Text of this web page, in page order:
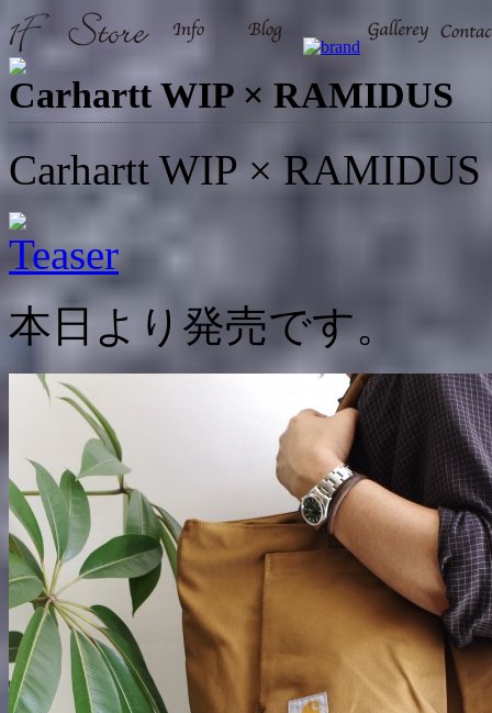
Carhartt WIP × RAMIDUS
Carhartt WIP × RAMIDUS
本日より発売です。